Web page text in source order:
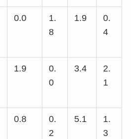
0.0
1.
8
1.9
0.
4
1.9
0.
0
3.4
2.
1
0.8
0.
2
5.1
1.
3